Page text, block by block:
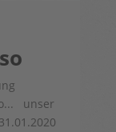
unser